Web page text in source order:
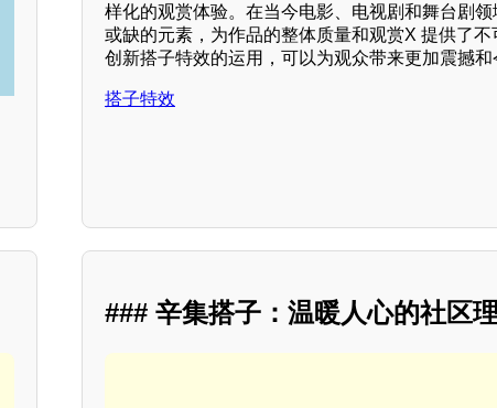
样化的观赏体验。在当今电影、电视剧和舞台剧
或缺的元素，为作品的整体质量和观赏X 提供了
创新搭子特效的运用，可以为观众带来更加震撼和
搭子特效
### 辛集搭子：温暖人心的社区